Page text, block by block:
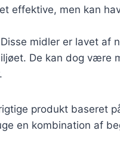
effektive, men kan
midler er lavet af
De kan dog være
produkt baseret
en kombination af